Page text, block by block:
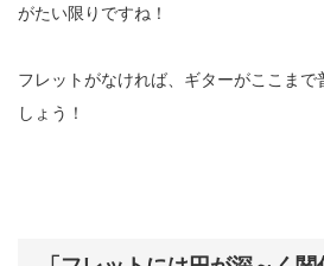
がたい限りですね！
フレットがなければ、ギターがここま
しょう！